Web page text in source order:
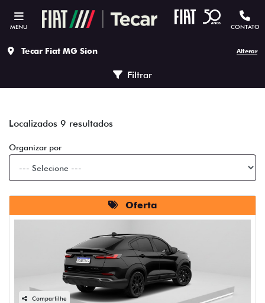
MENU CONTATO
Tecar Fiat MG Sion Alterar
Localizados 9 resultados
Filtrar
Organizar por
Oferta
Compartilhe